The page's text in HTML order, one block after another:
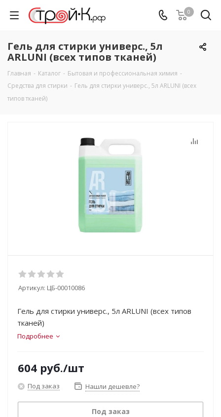
0
Гель для стирки универс., 5л
ARLUNI (всех типов тканей)
Главная - Каталог - Бытовая и профессиональная химия -
Средства для стирки - Гель для стирки универс., 5л ARLUNI (всех
типов тканей)
Артикул: ЦБ-00010086
Гель для стирки универс., 5л ARLUNI (всех типов
тканей)
Подробнее
604 руб./шт
Под заказ Нашли дешевле?
Под заказ